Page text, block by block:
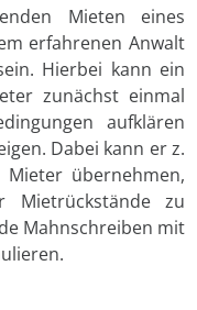
Mieten eines
erfahrenen Anwalt
Hierbei kann ein
zunächst einmal
aufklären
Dabei kann er z.
übernehmen,
Mietrückstände zu
Mahnschreiben mit